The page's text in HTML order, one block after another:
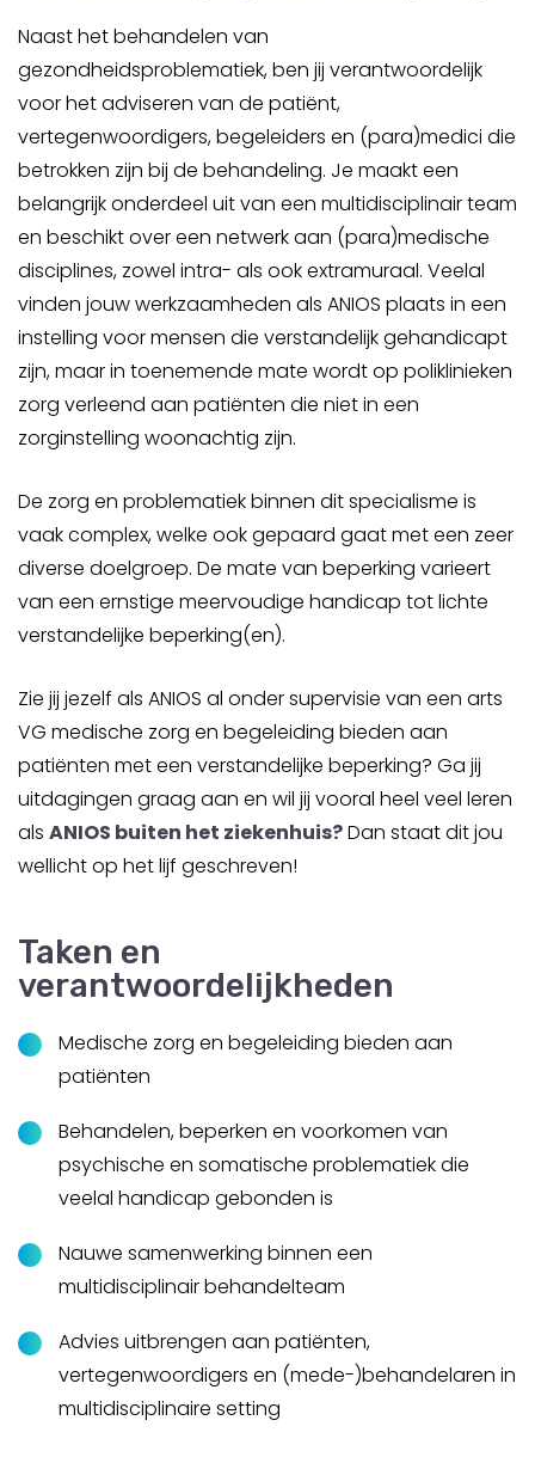
Naast het behandelen van
gezondheidsproblematiek, ben jij verantwoordelijk
voor het adviseren van de patiënt,
vertegenwoordigers, begeleiders en (para)medici die
betrokken zijn bij de behandeling. Je maakt een
belangrijk onderdeel uit van een multidisciplinair team
en beschikt over een netwerk aan (para)medische
disciplines, zowel intra- als ook extramuraal. Veelal
vinden jouw werkzaamheden als ANIOS plaats in een
instelling voor mensen die verstandelijk gehandicapt
zijn, maar in toenemende mate wordt op poliklinieken
zorg verleend aan patiënten die niet in een
zorginstelling woonachtig zijn.
De zorg en problematiek binnen dit specialisme is
vaak complex, welke ook gepaard gaat met een zeer
diverse doelgroep. De mate van beperking varieert
van een ernstige meervoudige handicap tot lichte
verstandelijke beperking(en).
Zie jij jezelf als ANIOS al onder supervisie van een arts
VG medische zorg en begeleiding bieden aan
patiënten met een verstandelijke beperking? Ga jij
uitdagingen graag aan en wil jij vooral heel veel leren
als ANIOS buiten het ziekenhuis?Dan staat dit jou
wellicht op het lijf geschreven!
Taken en
verantwoordelijkheden
Medische zorg en begeleiding bieden aan
patiënten
Behandelen, beperken en voorkomen van
psychische en somatische problematiek die
veelal handicap gebonden is
Nauwe samenwerking binnen een
multidisciplinair behandelteam
Advies uitbrengen aan patiënten,
vertegenwoordigers en (mede-)behandelaren in
multidisciplinaire setting